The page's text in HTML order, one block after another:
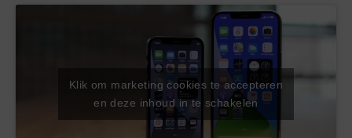
Klik om marketing cookies te accepteren
en deze inhoud in te schakelen